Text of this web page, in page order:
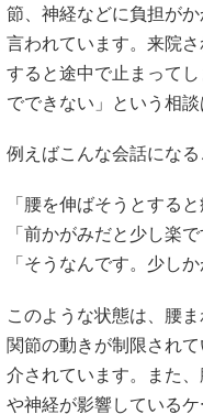
節、神経などに負担が
言われています。来院
すると途中で止まって
でできない」という相談
例えばこんな会話になる
「腰を伸ばそうとする
「前かがみだと少し楽で
「そうなんです。少し
このような状態は、腰
関節の動きが制限され
介されています。また
や神経が影響しているケ